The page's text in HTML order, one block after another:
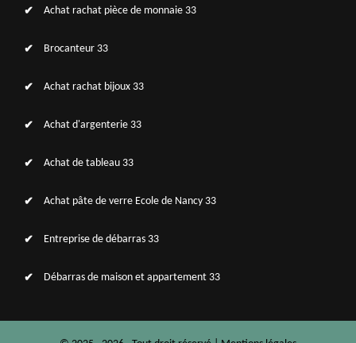
Achat rachat pièce de monnaie 33
Brocanteur 33
Achat rachat bijoux 33
Achat d'argenterie 33
Achat de tableau 33
Achat pâte de verre Ecole de Nancy 33
Entreprise de débarras 33
Débarras de maison et appartement 33